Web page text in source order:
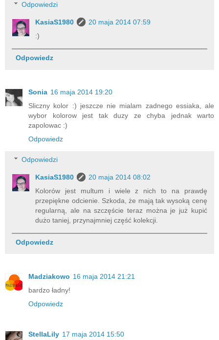
Odpowiedzi
KasiaS1980
20 maja 2014 07:59
:)
Odpowiedz
Sonia 16 maja 2014 19:20
Sliczny kolor :) jeszcze nie mialam zadnego essiaka, ale
wybor kolorow jest tak duzy ze chyba jednak warto
zapolowac :)
Odpowiedz
Odpowiedzi
KasiaS1980
20 maja 2014 08:02
Kolorów jest multum i wiele z nich to na prawdę
przepiękne odcienie. Szkoda, że mają tak wysoką cenę
regularną, ale na szczęście teraz można je już kupić
dużo taniej, przynajmniej część kolekcji.
Odpowiedz
Madziakowo 16 maja 2014 21:21
bardzo ładny!
Odpowiedz
StellaLily 17 maja 2014 15:50